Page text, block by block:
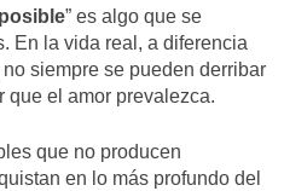
” es algo que se
En la vida real, a diferencia
siempre se pueden derribar
que el amor prevalezca.
que no producen
en lo más profundo del